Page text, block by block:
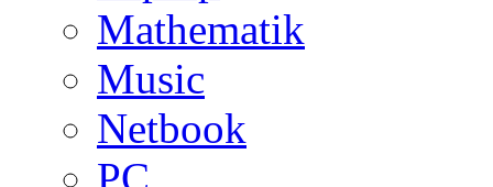
Mathematik
Music
Netbook